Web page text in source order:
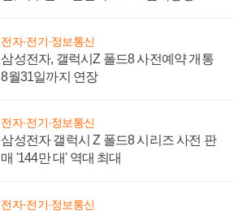
전자·전기·정보통신
삼성전자, 갤럭시Z 폴드8 사전예약 개통
8월31일까지 연장
전자·전기·정보통신
삼성전자 갤럭시 Z 폴드8 시리즈 사전 판
매 '144만 대' 역대 최대
전자·전기·정보통신